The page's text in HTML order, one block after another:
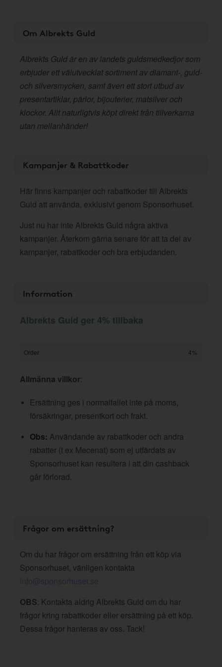
Om Albrekts Guld
Albrekts Guld är en av landets guldsmedkedjor som
erbjuder ett välutvecklat sortiment av diamant-, guld-
och silversmycken, samt även ett stort utbud av
presentartiklar, pärlor, bijouterier, matsilver och
klockor. Allt naturligtvis köpt direkt från tillverkarna
utan mellanhänder!
Kampanjer & Rabattkoder
Här finns kampanjer och rabattkoder till Albrekts
Guld att använda, exklusivt genom Sponsorhuset.
Just nu har inte Albrekts Guld några aktiva
kampanjer. Återkom gärna senare för att ta del av
kampanjer, rabattkoder och bra erbjudanden.
Information
Albrekts Guld ger 4% tillbaka
Order 4%
Allmänna villkor:
Ersättning ges i normalfallet inte på moms,
försäkringar, presentkort och frakt.
Obs: Användande av rabattkoder och andra
rabatter (t ex Mecenat) som ej utfärdats av
Sponsorhuset kan resultera i att din cashback
går förlorad.
Frågor om ersättning?
Om du har frågor om ersättning från ett köp via
Sponsorhuset, vänligen kontakta
info@sponsorhuset.se
OBS: Kontakta aldrig Albrekts Guld om du har
frågor kring rabattkoder eller ersättning på ett köp.
Dessa frågor hanteras av oss. Tack!